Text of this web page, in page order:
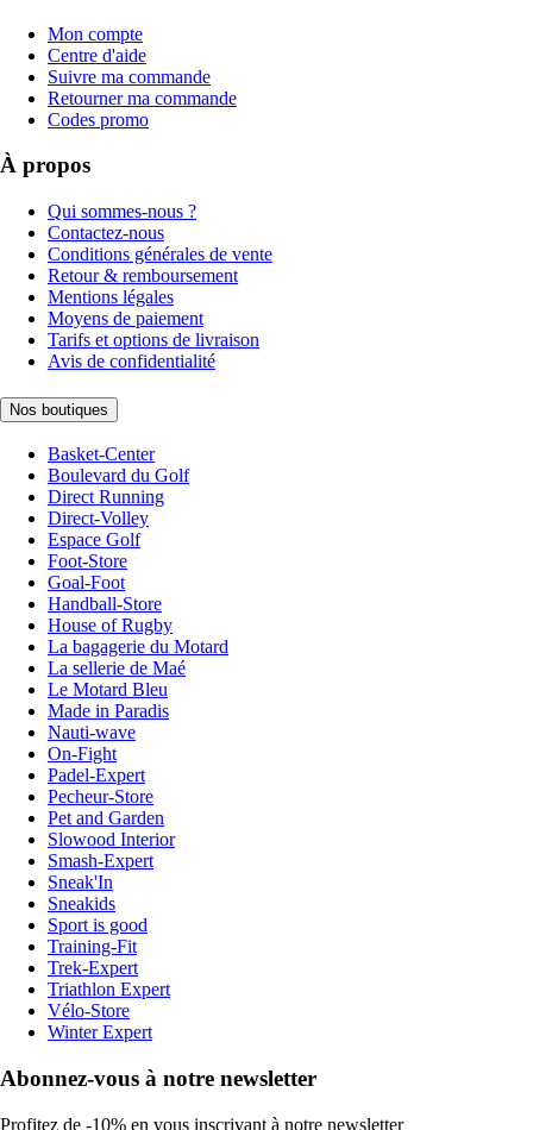
Mon compte
Centre d'aide
Suivre ma commande
Retourner ma commande
Codes promo
À propos
Qui sommes-nous ?
Contactez-nous
Conditions générales de vente
Retour & remboursement
Mentions légales
Moyens de paiement
Tarifs et options de livraison
Avis de confidentialité
Nos boutiques
Basket-Center
Boulevard du Golf
Direct Running
Direct-Volley
Espace Golf
Foot-Store
Goal-Foot
Handball-Store
House of Rugby
La bagagerie du Motard
La sellerie de Maé
Le Motard Bleu
Made in Paradis
Nauti-wave
On-Fight
Padel-Expert
Pecheur-Store
Pet and Garden
Slowood Interior
Smash-Expert
Sneak'In
Sneakids
Sport is good
Training-Fit
Trek-Expert
Triathlon Expert
Vélo-Store
Winter Expert
Abonnez-vous à notre newsletter
Profitez de -10% en vous inscrivant à notre newsletter